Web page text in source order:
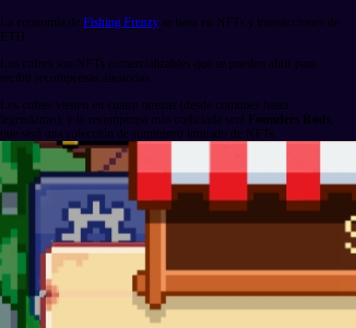
La economía de Fishing Frenzy se basa en NFTs y transacciones de
ETH.
Los cofres son NFTs comercializables que se pueden abrir para
recibir recompensas aleatorias.
Los cofres vienen en cuatro rarezas (desde comunes hasta
legendarias), y la recompensa más codiciada será Founders Rods,
que será una colección de suministro limitado de NFTs.